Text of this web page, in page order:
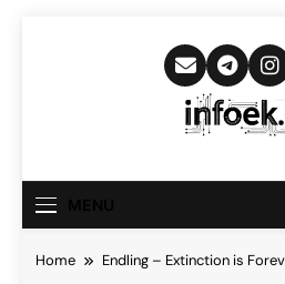
Home Endling – Extinction is